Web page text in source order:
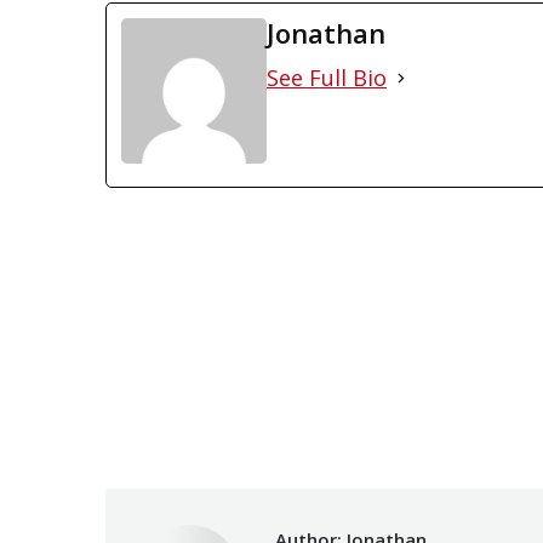
Jonathan
See Full Bio